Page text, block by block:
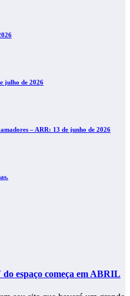
julho de 2026
– ARR: 13 de junho de 2026
espaço começa em ABRIL